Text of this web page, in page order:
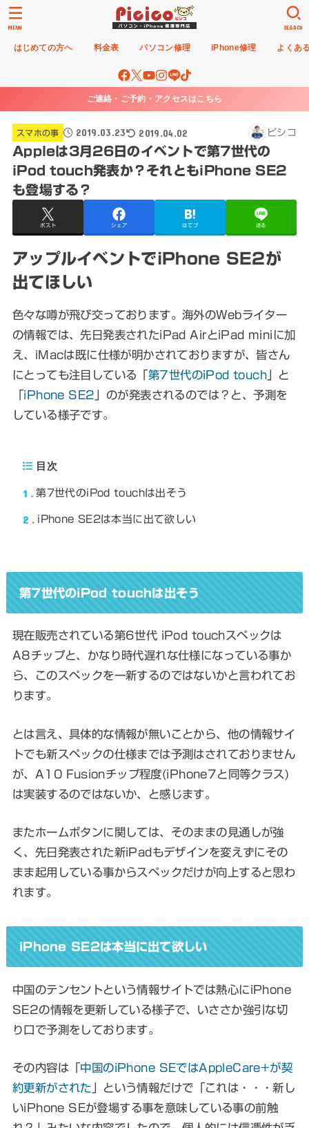
はじめての方へ 料金表 パソコン修理 iPhone修理 よくあ
SEARCH
MENU
ご連絡・ご予約・アクセスはこちら
スマホの事 2019.03.23 2019.04.02 ピシコ
Appleは3月26日のイベントで第7世代の
iPod touch発表か？それともiPhone SE2
も登場する？
ポスト シェア はてブ 送る
アップルイベントでiPhone SE2が
出てほしい
色々な噂が飛び交っております。海外のWebライター
の情報では、先日発表されたiPad AirとiPad miniに加
え、iMacは既に仕様が明かされておりますが、皆さん
にとっても注目している「第7世代のiPod touch 」と
「iPhone SE2 」のが発表されるのでは？と、予測を
している様子です。
目次
1 第7世代のiPod touchは出そう
2 iPhone SE2は本当に出て欲しい
第7世代のiPod touchは出そう
現在販売されている第6世代 iPod touchスペックは
A8チップと、かなり時代遅れな仕様になっている事か
ら、このスペックを一新するのではないかと言われてお
ります。
とは言え、具体的な情報が無いことから、他の情報サイ
トでも新スペックの仕様までは予測はされておりません
が、A10 Fusionチップ程度(iPhone7と同等クラス)
は実装するのではないか、と感じます。
またホームボタンに関しては、そのままの見通しが強
く、先日発表された新iPadもデザインを変えずにその
まま起用している事からスペックだけが向上すると思わ
れます。
iPhone SE2は本当に出て欲しい
中国のテンセントという情報サイトでは熱心にiPhone
SE2の情報を更新している様子で、いささか強引な切
り口で予測をしております。
その内容は「中国のiPhone SEではAppleCare+が契
約更新がされた
」という情報だけで「これは・・・新し
いiPhone SEが登場する事を意味している事の前触